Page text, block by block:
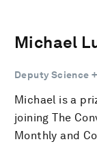
Michael
Deputy Science
Michael is a
joining The
Monthly and